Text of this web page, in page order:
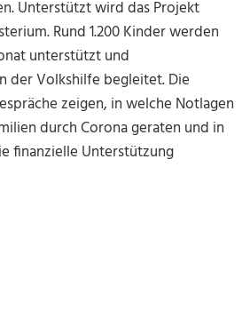
Unterstützt wird das Projekt
Rund 1.200 Kinder werden
unterstützt und
der Volkshilfe begleitet. Die
zeigen, in welche Notlagen
durch Corona geraten und in
finanzielle Unterstützung